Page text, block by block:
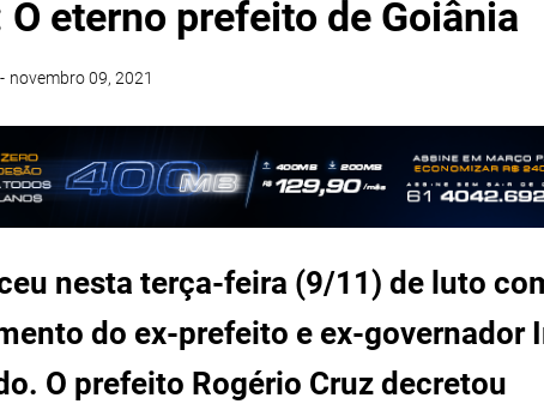
O eterno prefeito de Goiânia
- novembro 09, 2021
nesta terça-feira (9/11) de luto
do ex-prefeito e ex-governador
O prefeito Rogério Cruz decretou